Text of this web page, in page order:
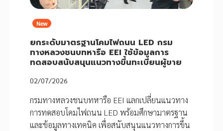
New
ยกระดับมาตรฐานโคมไฟถนน LED กรม
ทางหลวงชนบทหารือ EEI ใช้ข้อมูลการ
ทดสอบสนับสนุนแนวทางขึ้นทะเบียนผู้ขาย
02/07/2026
กรมทางหลวงชนบทหารือ EEI แลกเปลี่ยนแนวทาง
การทดสอบโคมไฟถนน LED พร้อมศึกษามาตรฐาน
และข้อมูลทางเทคนิค เพื่อสนับสนุนแนวทางการขึ้น